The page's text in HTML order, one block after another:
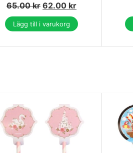
65.00kr 62.00 kr
Lägg till i varukorg